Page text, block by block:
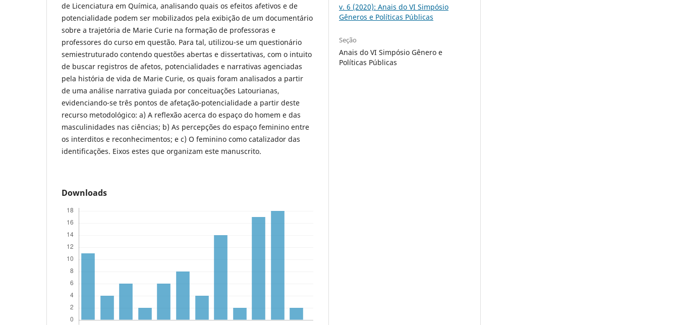
de Licenciatura em Química, analisando quais os efeitos afetivos e de
potencialidade podem ser mobilizados pela exibição de um documentário
sobre a trajetória de Marie Curie na formação de professoras e
professores do curso em questão. Para tal, utilizou-se um questionário
semiestruturado contendo questões abertas e dissertativas, com o intuito
de buscar registros de afetos, potencialidades e narrativas agenciadas
pela história de vida de Marie Curie, os quais foram analisados a partir
de uma análise narrativa guiada por conceituações Latourianas,
evidenciando-se três pontos de afetação-potencialidade a partir deste
recurso metodológico: a) A reflexão acerca do espaço do homem e das
masculinidades nas ciências; b) As percepções do espaço feminino entre
os interditos e reconhecimentos; e c) O feminino como catalizador das
identificações. Eixos estes que organizam este manuscrito.
Downloads
v. 6 (2020): Anais do VI Simpósio
Gêneros e Políticas Públicas
Seção
Anais do VI Simpósio Gênero e
Políticas Públicas